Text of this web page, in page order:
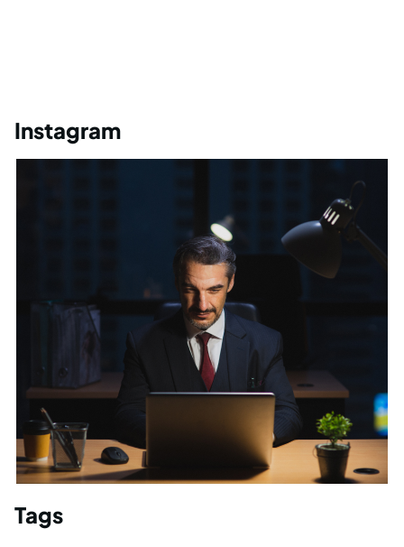
Instagram
Tags